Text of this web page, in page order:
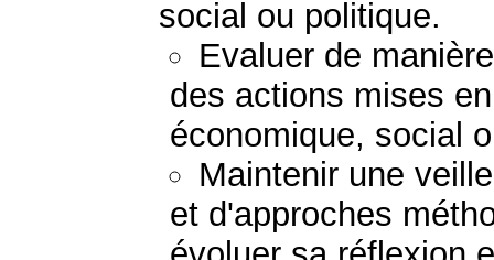
social ou politique.
Evaluer de
des actions mises
économique, social
Maintenir une
et d'approches